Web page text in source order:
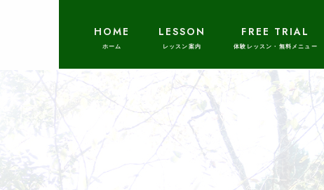
HOME LESSON FREE TRIAL